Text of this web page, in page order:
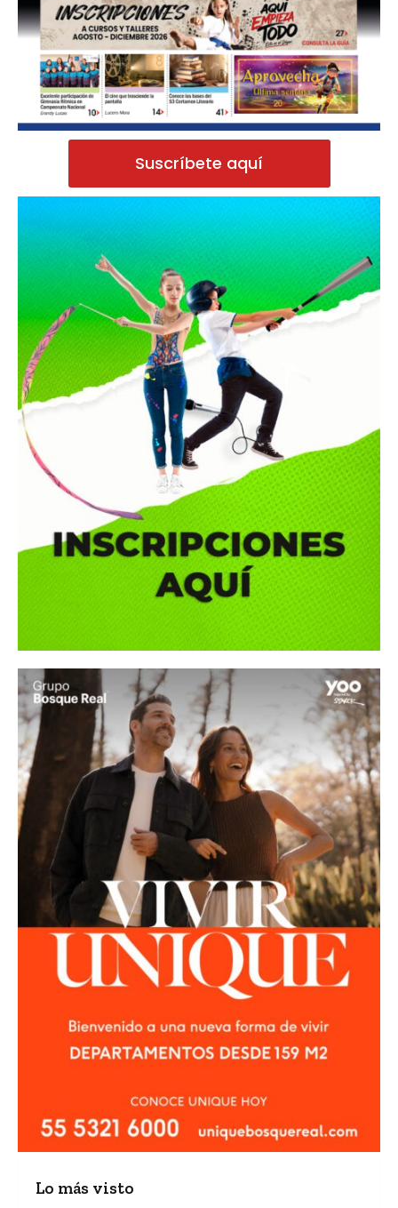
Suscríbete aquí
Lo más visto